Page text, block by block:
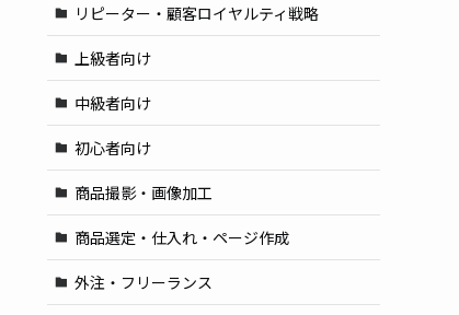
リピーター・顧客ロイヤルティ戦略
上級者向け
中級者向け
初心者向け
商品撮影・画像加工
商品選定・仕入れ・ページ作成
外注・フリーランス